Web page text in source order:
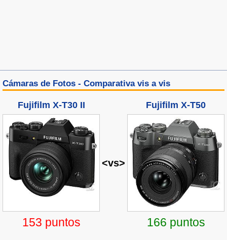
Cámaras de Fotos - Comparativa vis a vis
Fujifilm X-T30 II Fujifilm X-T50
<vs>
153 puntos 166 puntos